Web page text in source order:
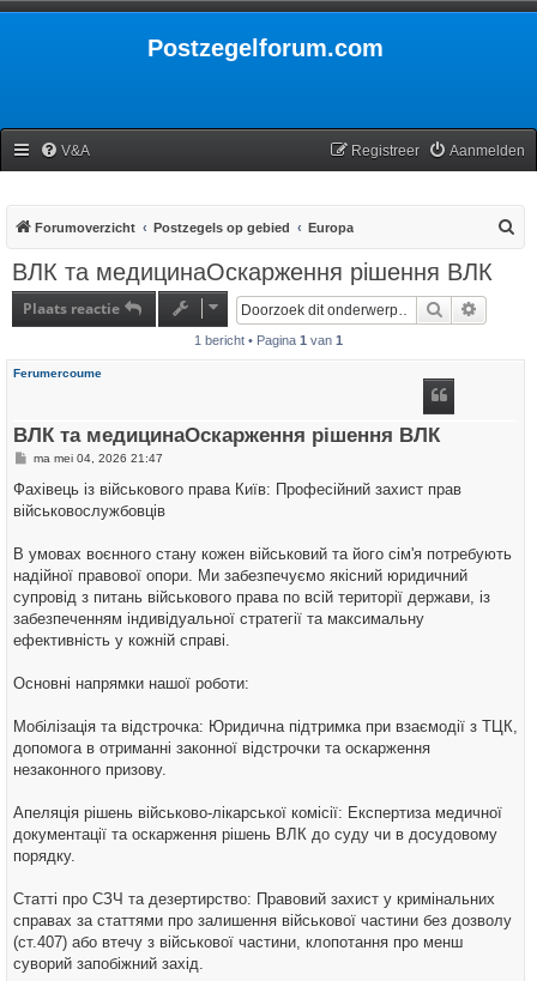
Postzegelforum.com
V&A Aanmelden
Registreer
Forumoverzicht Postzegels op gebied Europa
ВЛК та медицинаОскарження рішення ВЛК
Plaats reactie Zoek
1 bericht • Pagina 1 van 1
Ferumercoume
ВЛК та медицинаОскарження рішення ВЛК
B
r
c
ma mei 04, 2026 21:47
Фахівець із військового права Київ: Професійний захист прав
військовослужбовців
В умовах воєнного стану кожен військовий та його сім'я потребують
надійної правової опори. Ми забезпечуємо якісний юридичний
супровід з питань військового права по всій території держави, із
забезпеченням індивідуальної стратегії та максимальну
ефективність у кожній справі.
Основні напрямки нашої роботи:
Мобілізація та відстрочка: Юридична підтримка при взаємодії з ТЦК,
допомога в отриманні законної відстрочки та оскарження
незаконного призову.
Апеляція рішень військово-лікарської комісії: Експертиза медичної
документації та оскарження рішень ВЛК до суду чи в досудовому
порядку.
Статті про СЗЧ та дезертирство: Правовий захист у кримінальних
справах за статтями про залишення військової частини без дозволу
(ст.407) або втечу з військової частини, клопотання про менш
суворий запобіжний захід.